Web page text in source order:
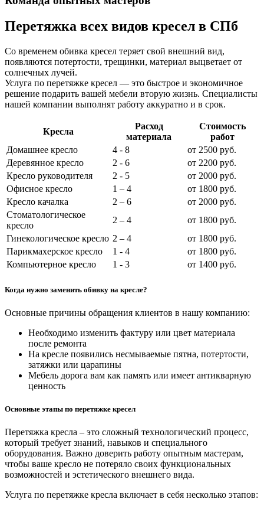
Перетяжка всех видов кресел в СПб
Со временем обивка кресел теряет свой внешний вид,
появляются потертости, трещинки, материал выцветает от
солнечных лучей.
Услуга по перетяжке кресел — это быстрое и экономичное
решение подарить вашей мебели вторую жизнь. Специалисты
нашей компании выполнят работу аккуратно и в срок.
Кресла
Расход
материала
Стоимость
работ
Домашнее кресло
4 - 8
от 2500 руб.
Деревянное кресло
2 - 6
от 2200 руб.
Кресло руководителя
2 - 5
от 2000 руб.
Офисное кресло
1 – 4
от 1800 руб.
Кресло качалка
2 – 6
от 2000 руб.
Стоматологическое
кресло
2 – 4
от 1800 руб.
Гинекологическое кресло 2 – 4
от 1800 руб.
Парикмахерское кресло
1 - 4
от 1800 руб.
Компьютерное кресло
1 - 3 от 1400 руб.
Когда нужно заменить обивку на кресле?
Основные причины обращения клиентов в нашу компанию:
Необходимо изменить фактуру или цвет материала
после ремонта
На кресле появились несмываемые пятна, потертости,
затяжки или царапины
Мебель дорога вам как память или имеет антикварную
ценность
Основные этапы по перетяжке кресел
Перетяжка кресла – это сложный технологический процесс,
который требует знаний, навыков и специального
оборудования. Важно доверить работу опытным мастерам,
чтобы ваше кресло не потеряло своих функциональных
возможностей и эстетического внешнего вида.
Услуга по перетяжке кресла включает в себя несколько этапов: